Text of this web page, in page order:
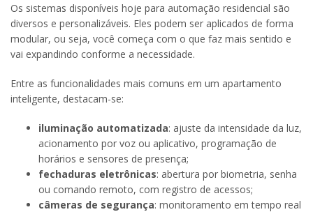
Os sistemas disponíveis hoje para automação residencial são
diversos e personalizáveis. Eles podem ser aplicados de forma
modular, ou seja, você começa com o que faz mais sentido e
vai expandindo conforme a necessidade.
Entre as funcionalidades mais comuns em um apartamento
inteligente, destacam-se:
iluminação automatizada: ajuste da intensidade da luz,
acionamento por voz ou aplicativo, programação de
horários e sensores de presença;
fechaduras eletrônicas: abertura por biometria, senha
ou comando remoto, com registro de acessos;
câmeras de segurança: monitoramento em tempo real